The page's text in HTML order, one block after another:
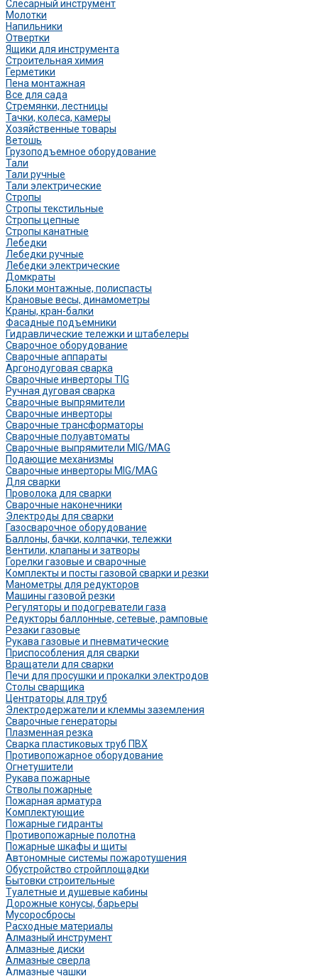
Слесарный инструмент
Молотки
Напильники
Отвертки
Ящики для инструмента
Строительная химия
Герметики
Пена монтажная
Все для сада
Стремянки, лестницы
Тачки, колеса, камеры
Хозяйственные товары
Ветошь
Грузоподъемное оборудование
Тали
Тали ручные
Тали электрические
Стропы
Стропы текстильные
Стропы цепные
Стропы канатные
Лебедки
Лебедки ручные
Лебедки электрические
Домкраты
Блоки монтажные, полиспасты
Крановые весы, динамометры
Краны, кран-балки
Фасадные подъемники
Гидравлические тележки и штабелеры
Сварочное оборудование
Сварочные аппараты
Аргонодуговая сварка
Сварочные инверторы TIG
Ручная дуговая сварка
Сварочные выпрямители
Сварочные инверторы
Сварочные трансформаторы
Сварочные полуавтоматы
Сварочные выпрямители MIG/MAG
Подающие механизмы
Сварочные инверторы MIG/MAG
Для сварки
Проволока для сварки
Сварочные наконечники
Электроды для сварки
Газосварочное оборудование
Баллоны, бачки, колпачки, тележки
Вентили, клапаны и затворы
Горелки газовые и сварочные
Комплекты и посты газовой сварки и резки
Манометры для редукторов
Машины газовой резки
Регуляторы и подогреватели газа
Редукторы баллонные, сетевые, рамповые
Резаки газовые
Рукава газовые и пневматические
Приспособления для сварки
Вращатели для сварки
Печи для просушки и прокалки электродов
Столы сварщика
Центраторы для труб
Электродержатели и клеммы заземления
Сварочные генераторы
Плазменная резка
Сварка пластиковых труб ПВХ
Противопожарное оборудование
Огнетушители
Рукава пожарные
Стволы пожарные
Пожарная арматура
Комплектующие
Пожарные гидранты
Противопожарные полотна
Пожарные шкафы и щиты
Автономные системы пожаротушения
Обустройство стройплощадки
Бытовки строительные
Туалетные и душевые кабины
Дорожные конусы, барьеры
Мусоросбросы
Расходные материалы
Алмазный инструмент
Алмазные диски
Алмазные сверла
Алмазные чашки